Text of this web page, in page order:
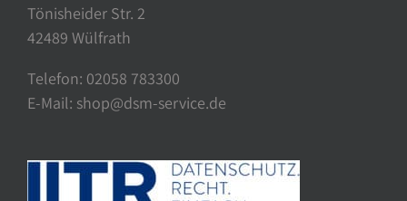
Tönisheider Str. 2
42489 Wülfrath
Telefon: 02058 783300
E-Mail: shop@dsm-service.de